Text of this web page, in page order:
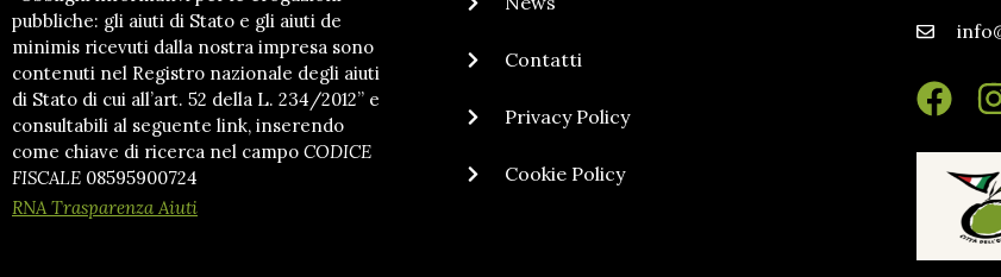
pubbliche: gli aiuti di Stato e gli aiuti de
minimis ricevuti dalla nostra impresa sono
contenuti nel Registro nazionale degli aiuti
di Stato di cui all’art. 52 della L. 234/2012” e
consultabili al seguente link, inserendo
come chiave di ricerca nel campo CODICE
FISCALE 08595900724
RNA Trasparenza Aiuti
Contatti
Privacy Policy
Cookie Policy